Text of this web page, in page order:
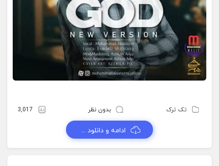
تک ترک بدون نظر 3,017
ادامه و دانلود ...